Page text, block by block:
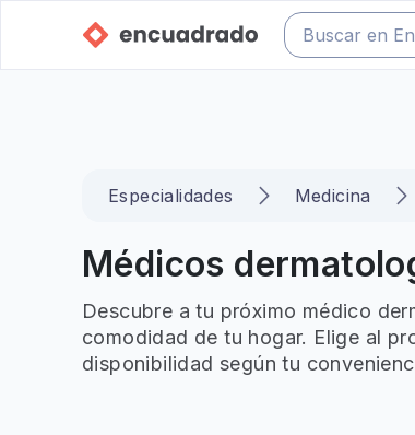
Especialidades Medicina
Médicos
Descubre a tu próximo médico
comodidad de tu hogar. Elige al
disponibilidad según tu